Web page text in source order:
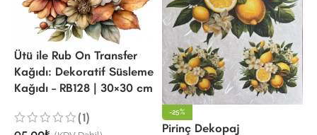
Ütü ile Rub On Transfer
Kağıdı: Dekoratif Süsleme
Kağıdı – RB128 | 30×30 cm
(1)
-25%
Pirinç Dekopaj